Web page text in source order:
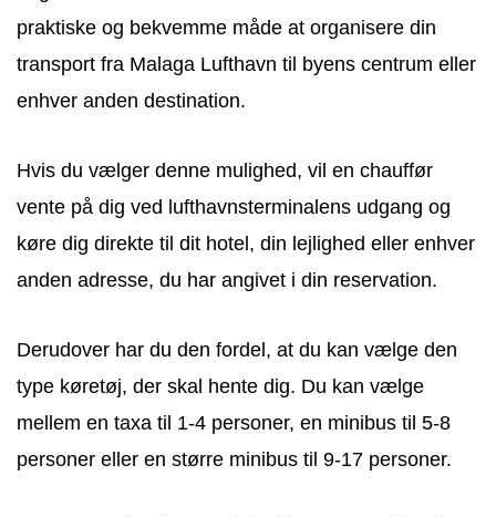
praktiske og bekvemme måde at organisere din
transport fra Malaga Lufthavn til byens centrum eller
enhver anden destination.
Hvis du vælger denne mulighed, vil en chauffør
vente på dig ved lufthavnsterminalens udgang og
køre dig direkte til dit hotel, din lejlighed eller enhver
anden adresse, du har angivet i din reservation.
Derudover har du den fordel, at du kan vælge den
type køretøj, der skal hente dig. Du kan vælge
mellem en taxa til 1-4 personer, en minibus til 5-8
personer eller en større minibus til 9-17 personer.